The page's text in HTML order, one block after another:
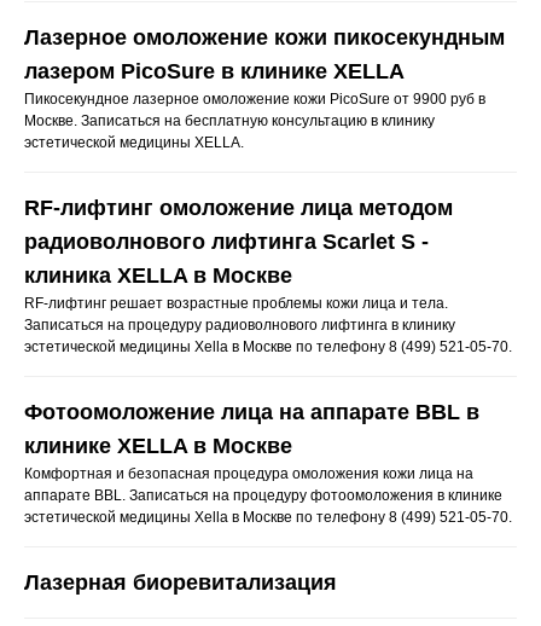
Лазерное омоложение кожи пикосекундным
лазером PicoSure в клинике XELLA
Пикосекундное лазерное омоложение кожи PicoSure от 9900 руб в
Москве. Записаться на бесплатную консультацию в клинику
эстетической медицины XELLA.
RF-лифтинг омоложение лица методом
радиоволнового лифтинга Scarlet S -
клиника XELLA в Москве
RF-лифтинг решает возрастные проблемы кожи лица и тела.
Записаться на процедуру радиоволнового лифтинга в клинику
эстетической медицины Xella в Москве по телефону 8 (499) 521-05-70.
Фотоомоложение лица на аппарате BBL в
клинике XELLA в Москве
Комфортная и безопасная процедура омоложения кожи лица на
аппарате BBL. Записаться на процедуру фотоомоложения в клинике
эстетической медицины Xella в Москве по телефону 8 (499) 521-05-70.
Лазерная биоревитализация